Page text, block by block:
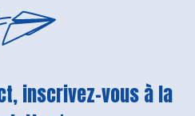
inscrivez-vous à la